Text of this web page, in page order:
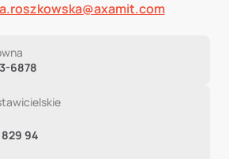
6878
829 94